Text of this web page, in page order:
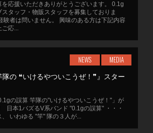
応援いただきありがとうございます。 0.1g
タッフ・物販スタッフを募集しておりま
験者は問いません。 興味のある方は下記内容
ご応...
NEWS MEDIA
隊の ❝いけるやついこうぜ！❞』スター
の誤算 竿隊の"いけるやついこうぜ！"」が
日本1バズるV系バンド "0.1gの誤算" ・・・
いわゆる "竿" 隊の３人が...